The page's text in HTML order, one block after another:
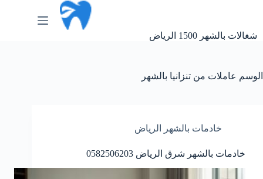
شغالات بالشهر 1500 الرياض
الوسم عاملات من تنزانيا بالشهر
خادمات بالشهر الرياض
خادمات بالشهر شرق الرياض 0582506203